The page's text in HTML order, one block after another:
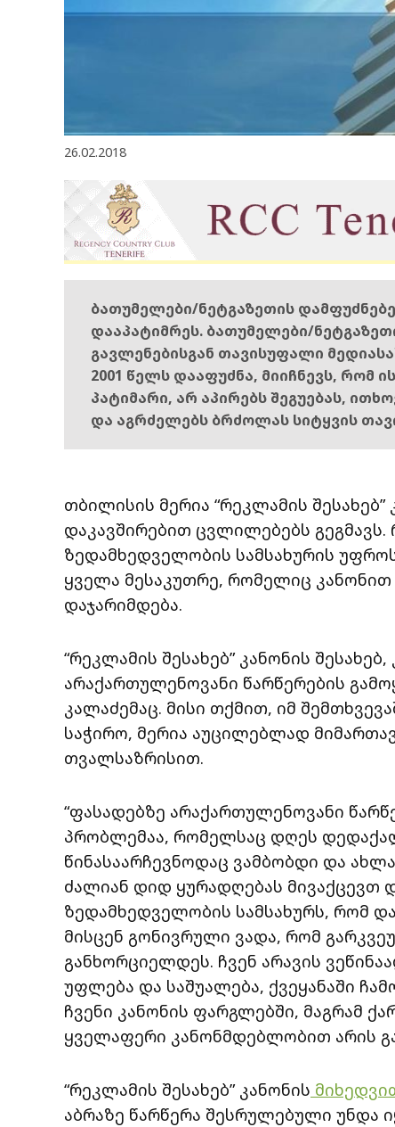
26.02.2018
ბათუმელები/ნეტგაზეთის
დააპატიმრეს. ბათუმელები/
გავლენებისგან თავისუფალი
2001 წელს დააფუძნა, მიიჩნევს, რომ
პატიმარი, არ აპირებს შეგუებას,
და აგრძელებს ბრძოლას სიტყვის
თბილისის მერია “რეკლამის შესახებ”
დაკავშირებით ცვლილებებს
ზედამხედველობის სამსახურის
ყველა მესაკუთრე, რომელიც
დაჯარიმდება.
“რეკლამის შესახებ” კანონის
არაქართულენოვანი წარწერების
კალაძემაც. მისი თქმით, იმ
საჭირო, მერია აუცილებლად
თვალსაზრისით.
“ფასადებზე არაქართულენოვანი
პრობლემაა, რომელსაც დღეს
წინასაარჩევნოდაც ვამბობდი და
ძალიან დიდ ყურადღებას მივაქცევთ
ზედამხედველობის სამსახურს, რომ
მისცენ გონივრული ვადა, რომ
განხორციელდეს. ჩვენ არავის
უფლება და საშუალება, ქვეყანაში
ჩვენი კანონის ფარგლებში, მაგრამ
ყველაფერი კანონმდებლობით არის
“რეკლამის შესახებ” კანონის
აბრაზე წარწერა შესრულებული